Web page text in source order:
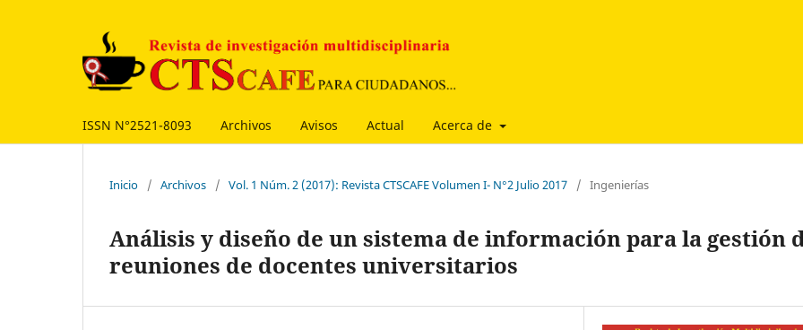
ISSN N°2521-8093 Archivos Avisos Actual Acerca de
Inicio / Archivos / Vol. 1 Núm. 2 (2017): Revista CTSCAFE Volumen I- N°2 Julio 2017 / Ingenierías
Análisis y diseño de un sistema de información para la gestión
reuniones de docentes universitarios